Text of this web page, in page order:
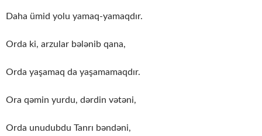
Daha ümid yolu yamaq-yamaqdır.
Orda ki, arzular bələnib qana,
Orda yaşamaq da yaşamamaqdır.
Ora qəmin yurdu, dərdin vətəni,
Orda unudubdu Tanrı bəndəni,